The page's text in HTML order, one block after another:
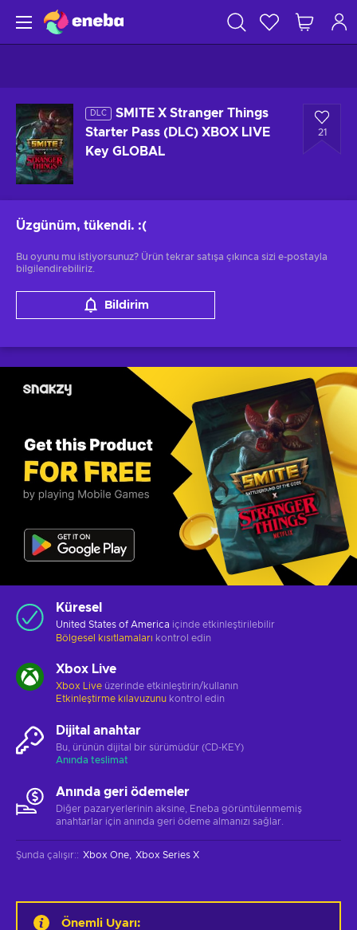
DLC
SMITE X Stranger Things
Starter Pass (DLC) XBOX LIVE
Key GLOBAL
21
Üzgünüm, tükendi. :(
Bu oyunu mu istiyorsunuz? Ürün tekrar satışa çıkınca sizi e-postayla
bilgilendirebiliriz.
Bildirim
Küresel
United States of America içinde etkinleştirilebilir
Bölgesel kısıtlamaları kontrol edin
Xbox Live
Xbox Live üzerinde etkinleştirin/kullanın
Etkinleştirme kılavuzunu kontrol edin
Dijital anahtar
Bu, ürünün dijital bir sürümüdür (CD-KEY)
Anında teslimat
Anında geri ödemeler
Diğer pazaryerlerinin aksine, Eneba görüntülenmemiş
anahtarlar için anında geri ödeme almanızı sağlar.
Şunda çalışır:: Xbox One Xbox Series X
Önemli Uyarı: